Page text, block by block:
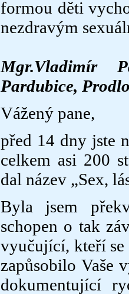
formou děti
Mgr.Vladimír
Vážený pane,
před 14 dny jste
celkem asi 200
dal název „Sex,
Byla jsem
schopen o tak
vyučující, kteří
zapůsobilo Vaše
dokumentující